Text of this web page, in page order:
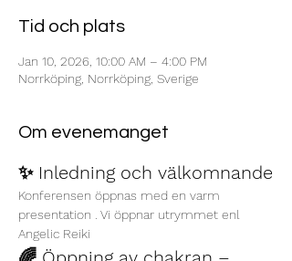
Tid och plats
Jan 10, 2026, 10:00 AM – 4:00 PM
Norrköping, Norrköping, Sverige
Om evenemanget
✨ Inledning och välkomnande
Konferensen öppnas med en varm
presentation . Vi öppnar utrymmet enl
Angelic Reiki